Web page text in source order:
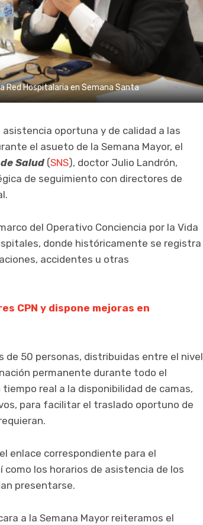
Red Hospitalaria en Semana Santa
oportuna y de calidad a las
el asueto de la Semana Mayor, el
Salud (SNS), doctor Julio Landrón,
de seguimiento con directores de
del Operativo Conciencia por la Vida
donde históricamente se registra
accidentes u otras
CPN y dispone mejoras en
de 50 personas, distribuidas entre el nivel
permanente durante todo el
real a la disponibilidad de camas,
para facilitar el traslado oportuno de
enlace correspondiente para el
los horarios de asistencia de los
presentarse.
a la Semana Mayor reiteramos el